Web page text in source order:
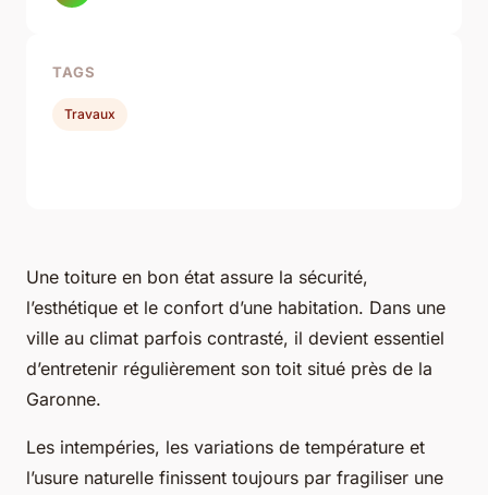
Une toiture en bon état assure la sécurité,
l’esthétique et le confort d’une habitation. Dans une
ville au climat parfois contrasté, il devient essentiel
d’entretenir régulièrement son toit situé près de la
Garonne.
Les intempéries, les variations de température et
l’usure naturelle finissent toujours par fragiliser une
TAGS
Travaux